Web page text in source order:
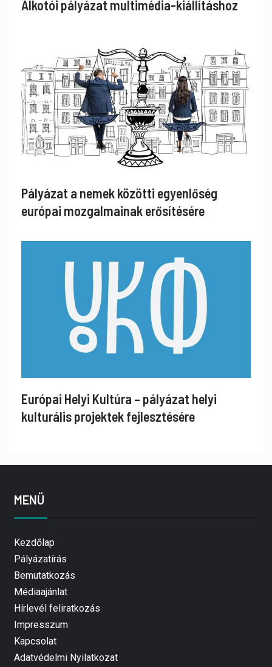
Alkotói pályázat multimédia-kiállításhoz
Pályázat a nemek közötti egyenlőség
európai mozgalmainak erősítésére
Európai Helyi Kultúra – pályázat helyi
kulturális projektek fejlesztésére
MENÜ
Kezdőlap
Pályázatírás
Bemutatkozás
Médiaajánlat
Hírlevél feliratkozás
Impresszum
Kapcsolat
Adatvédelmi Nyilatkozat